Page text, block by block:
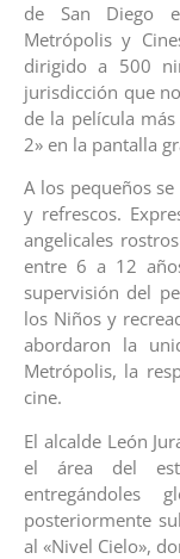
de San Diego
Metrópolis y
dirigido a 500
jurisdicción que
de la película
2» en la pantalla
A los pequeños
y refrescos.
angelicales
entre 6 a 12
supervisión del
los Niños y
abordaron la
Metrópolis, la
cine.
El alcalde León
el área del
entregándoles
posteriormente
al «Nivel Cielo»,